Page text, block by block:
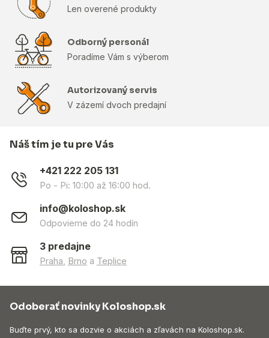
Len overené produkty
Odborný personál
Poradíme Vám s výberom
Autorizovaný servis
V zázemí dvoch predajní
Náš tím je tu pre Vás
+421 222 205 131
Po - Pi: 10:00 až 16:00 hod.
info@koloshop.sk
Odpovieme do 24 hodín
3 predajne
Praha Brno a Teplice
Odoberať novinky Koloshop.sk
Buďte prvý, kto sa dozvie o akciách a zľavách na Koloshop.sk.